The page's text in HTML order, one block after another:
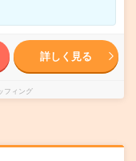
詳しく見る
フィング